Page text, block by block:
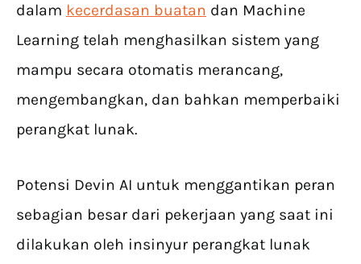
dalam kecerdasan buatan dan Machine
Learning telah menghasilkan sistem yang
mampu secara otomatis merancang,
mengembangkan, dan bahkan memperbaiki
perangkat lunak.
Potensi Devin AI untuk menggantikan peran
sebagian besar dari pekerjaan yang saat ini
dilakukan oleh insinyur perangkat lunak